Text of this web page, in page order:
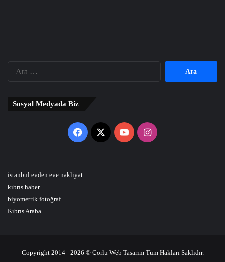
Sosyal Medyada Biz
Facebook
X YouTubeInstagram
istanbul evden eve nakliyat
kıbrıs haber
biyometrik fotoğraf
Kıbrıs Araba
Copyright 2014 - 2026 © Çorlu Web Tasarım Tüm Hakları Saklıdır.